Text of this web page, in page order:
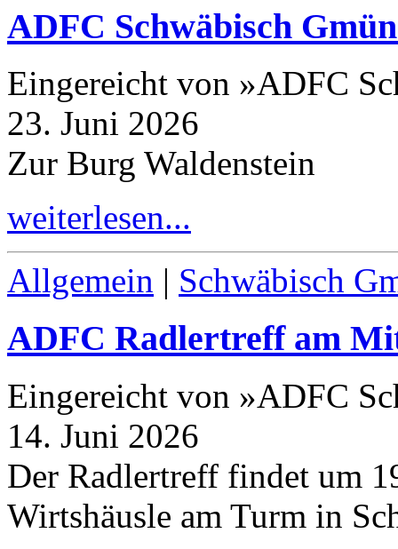
ADFC Schwäbisch
Eingereicht von »ADFC
23. Juni 2026
Zur Burg Waldenstein
weiterlesen...
Allgemein | Schwäbisch
ADFC Radlertreff am
Eingereicht von »ADFC
14. Juni 2026
Der Radlertreff findet um
Wirtshäusle am Turm in